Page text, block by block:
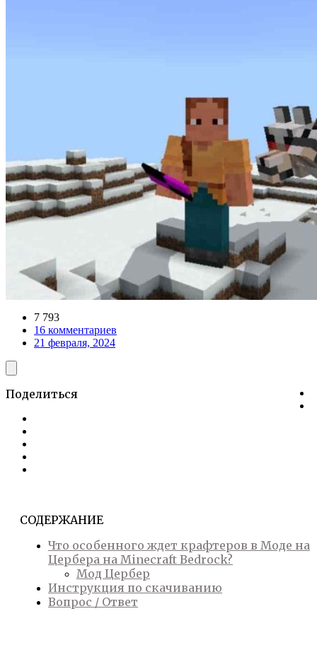
7 793
16 комментариев
21 февраля, 2024
СОДЕРЖАНИЕ
Что особенного ждет крафтеров в Моде на
Цербера на Minecraft Bedrock?
Мод Цербер
Инструкция по скачиванию
Вопрос / Ответ